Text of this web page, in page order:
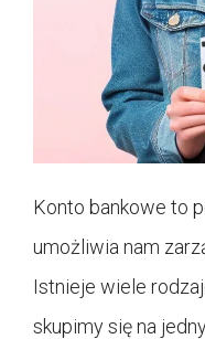
Konto bankowe to
umożliwia nam
Istnieje wiele
skupimy się na